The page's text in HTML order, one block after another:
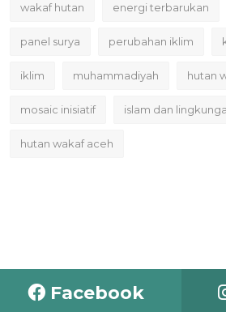
wakaf hutan energi terbarukan
panel surya perubahan iklim
iklim muhammadiyah hutan
mosaic inisiatif islam dan
hutan wakaf aceh
Facebook